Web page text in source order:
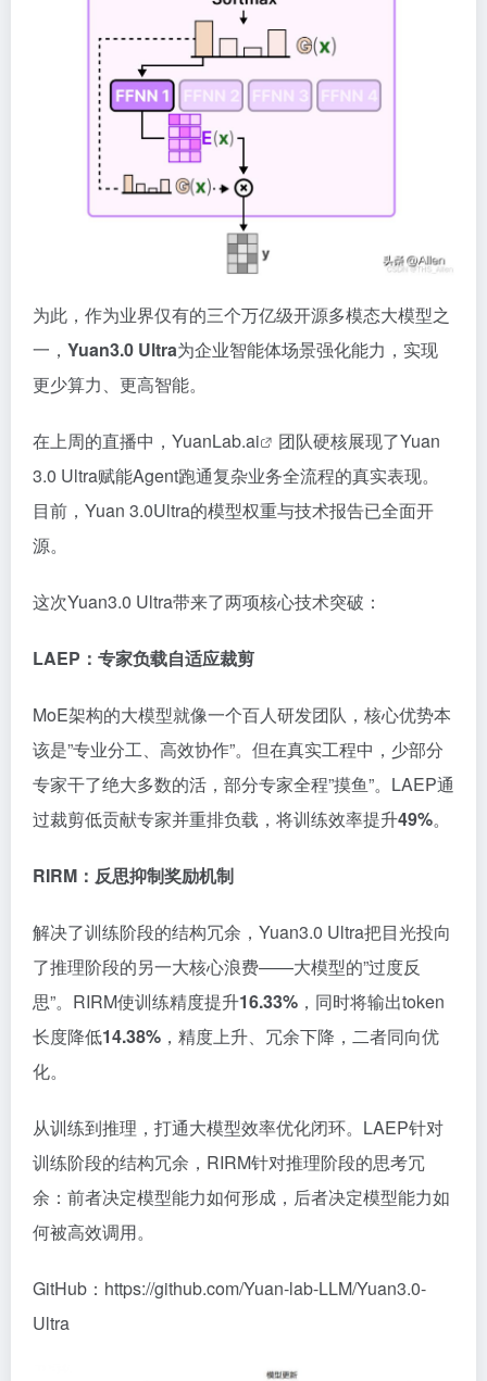
为此，作为业界仅有的三个万亿级开源多模态大模型之
一， Yuan3.0 Ultra为企业智能体场景强化能力，实现
更少算力、更高智能。
在上周的直播中，YuanLab.ai
团队硬核展现了Yuan
3.0 Ultra赋能Agent跑通复杂业务全流程的真实表现。
目前，Yuan 3.0Ultra的模型权重与技术报告已全面开
源。
这次Yuan3.0 Ultra带来了两项核心技术突破：
LAEP：专家负载自适应裁剪
MoE架构的大模型就像一个百人研发团队，核心优势本
该是”专业分工、高效协作”。但在真实工程中，少部分
专家干了绝大多数的活，部分专家全程”摸鱼”。LAEP通
过裁剪低贡献专家并重排负载，将训练效率提升49%。
RIRM：反思抑制奖励机制
解决了训练阶段的结构冗余，Yuan3.0 Ultra把目光投向
了推理阶段的另一大核心浪费——大模型的”过度反
思”。RIRM使训练精度提升16.33% ，同时将输出token
长度降低14.38% ，精度上升、冗余下降，二者同向优
化。
从训练到推理，打通大模型效率优化闭环。LAEP针对
训练阶段的结构冗余，RIRM针对推理阶段的思考冗
余：前者决定模型能力如何形成，后者决定模型能力如
何被高效调用。
GitHub：https://github.com/Yuan-lab-LLM/Yuan3.0-
Ultra